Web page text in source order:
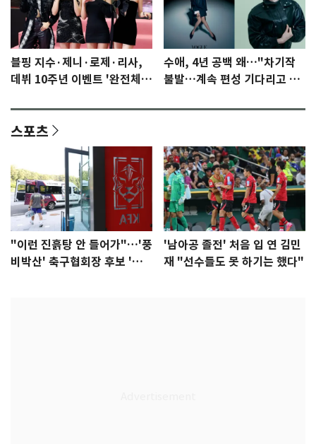
블핑 지수·제니·로제·리사,
데뷔 10주년 이벤트 '완전체'
수애, 4년 공백 왜…"차기작
불발…계속 편성 기다리고 있
스포츠
"이런 진흙탕 안 들어가"…'풍
비박산' 축구협회장 후보 '실
'남아공 졸전' 처음 입 연 김민
재 "선수들도 못 하기는 했다"